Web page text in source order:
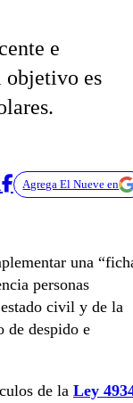
e
objetivo es
Agrega El Nueve en
una
personas
civil y de la
de despido e
de la Ley